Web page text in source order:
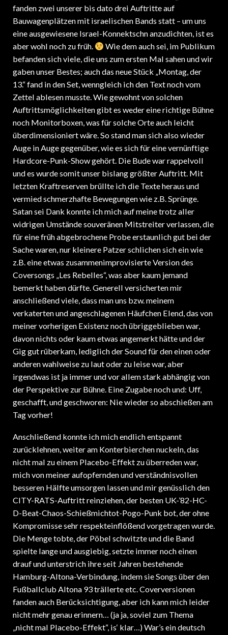
fanden zwei unserer bis dato drei Auftritte auf
Bauwagenplätzen mit israelischen Bands statt – um uns
eine ausgewiesene Israel-Konnektschn anzudichten, ist es
aber wohl noch zu früh.
Wie dem auch sei, im Publikum
befanden sich viele, die uns zum ersten Mal sahen und wir
gaben unser Bestes; auch das neue Stück „Montag, der
13.“ fand in den Set, wenngleich ich den Text noch vom
Zettel ablesen musste. Wie gewohnt von solchen
Auftrittsmöglichkeiten gibt es weder eine richtige Bühne
noch Monitorboxen, was für solche Orte auch leicht
überdimensioniert wäre. So stand man sich also wieder
Auge in Auge gegenüber, wie es sich für eine vernünftige
Hardcore-Punk-Show gehört. Die Bude war rappelvoll
und es wurde somit unser bislang größter Auftritt. Mit
letzten Kraftreserven brüllte ich die Texte heraus und
vermied schmerzhafte Bewegungen wie z.B. Sprünge.
Satan sei Dank konnte ich mich auf meine trotz aller
widrigen Umstände souveränen Mitstreiter verlassen, die
für eine früh abgebrochene Probe erstaunlich gut bei der
Sache waren, nur kleinere Patzer schlichen sich ein wie
z.B. eine etwas zusammenimprovisierte Version des
Coversongs „Les Rebelles“, was aber kaum jemand
bemerkt haben dürfte. Generell versicherten mir
anschließend viele, dass man uns bzw. meinem
verkaterten und angeschlagenen Häufchen Elend, das von
meiner vorherigen Existenz noch übriggeblieben war,
davon nichts oder kaum etwas angemerkt hätte und der
Gig gut rüberkam, lediglich der Sound für den einen oder
anderen wahlweise zu laut oder zu leise war, aber
irgendwas ist ja immer und vor allem stark abhängig von
der Perspektive zur Bühne. Eine Zugabe noch und: Uff,
geschafft, und geschworen: Nie wieder so abschießen am
Tag vorher!
Anschließend konnte ich mich endlich entspannt
zurücklehnen, weiter am Konterbierchen nuckeln, das
nicht mal zu einem Placebo-Effekt zu überreden war,
mich von meiner aufopfernden und verständnisvollen
besseren Hälfte umsorgen lassen und mir genüsslich den
CITY-RATS-Auftritt reinziehen, der besten UK-’82-HC-
D-Beat-Chaos-Schießmichtot-Pogo-Punk bot, der ohne
Kompromisse sehr respekteinflößend vorgetragen wurde.
Die Menge tobte, der Pöbel schwitzte und die Band
spielte lange und ausgiebig, setzte immer noch einen
drauf und unterstrich ihre seit Jahren bestehende
Hamburg-Altona-Verbindung, indem sie Songs über den
Fußballclub Altona 93 trällerte etc. Coverversionen
fanden auch Berücksichtigung, aber ich kann mich leider
nicht mehr genau erinnern… (ja ja, soviel zum Thema
„nicht mal Placebo-Effekt“, is‘ klar…) War’s ein deutsch